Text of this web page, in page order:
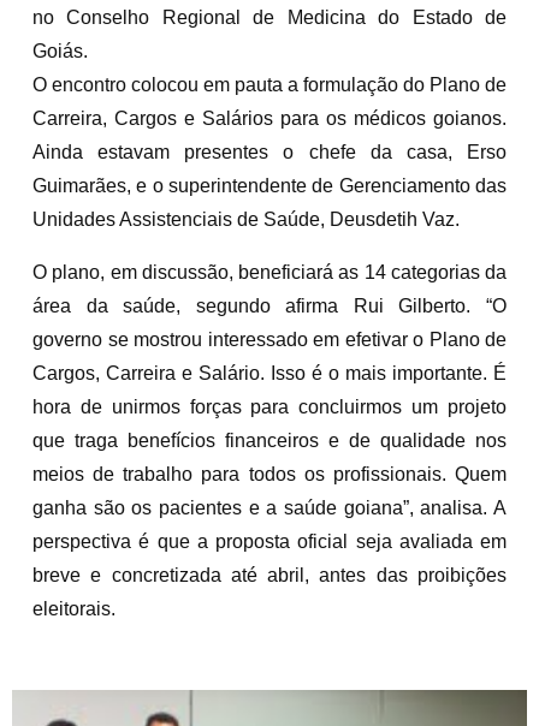
no Conselho Regional de Medicina do Estado de
Goiás.
O encontro colocou em pauta a formulação do Plano de
Carreira, Cargos e Salários para os médicos goianos.
Ainda estavam presentes o chefe da casa, Erso
Guimarães, e o superintendente de Gerenciamento das
Unidades Assistenciais de Saúde, Deusdetih Vaz.
O plano, em discussão, beneficiará as 14 categorias da
área da saúde, segundo afirma Rui Gilberto. “O
governo se mostrou interessado em efetivar o Plano de
Cargos, Carreira e Salário. Isso é o mais importante. É
hora de unirmos forças para concluirmos um projeto
que traga benefícios financeiros e de qualidade nos
meios de trabalho para todos os profissionais. Quem
ganha são os pacientes e a saúde goiana”, analisa. A
perspectiva é que a proposta oficial seja avaliada em
breve e concretizada até abril, antes das proibições
eleitorais.